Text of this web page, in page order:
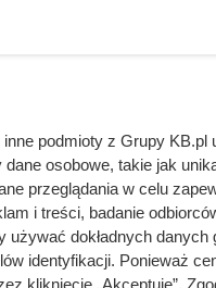
i zup do absurdalnego
podmioty z Grupy
osobowe, takie jak
przeglądania w celu
i treści, badanie
dokładnych
identyfikacji. Ponieważ
kliknięcie „Akceptuję”.